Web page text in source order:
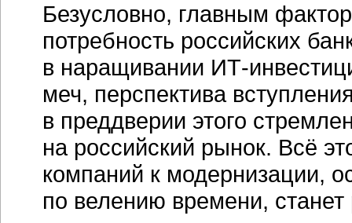
Безусловно, главным
потребность российских
в наращивании ИТ-
меч, перспектива
в преддверии этого
на российский рынок. Всё
компаний к модернизации,
по велению времени, станет